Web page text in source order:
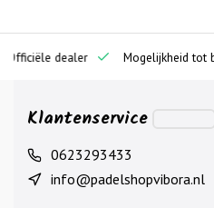
dealer Mogelijkheid tot
Klantenservice
0623293433
info@padelshopvibora.nl